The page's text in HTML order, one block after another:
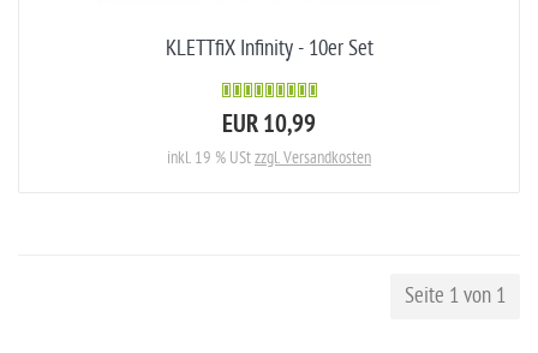
KLETTfiX Infinity - 10er Set
EUR 10,99
inkl. 19 % UStzzgl. Versandkosten
Seite 1 von 1